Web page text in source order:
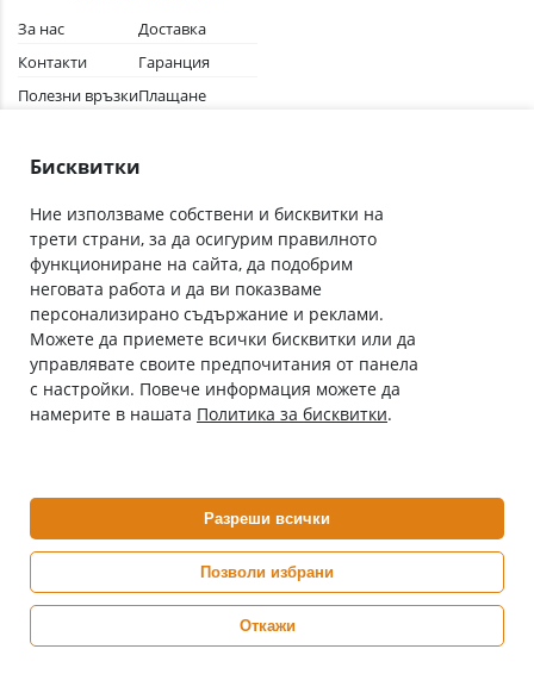
За нас
Контакти
Полезни връзки
Общи условия
Доставка
Гаранция
Плащане
Абонирай се за нашия бюлетин
С абонамента се съгласявам сПолитиката за лични данни.
Онлайн аптека, част от аптеки „Ванчева“
ePharm е лицензирана онлайн аптека от
Изпълнителна Агенция по Лекарствата
0882 444 666
Бисквитки
Ние използваме собствени и бисквитки на
трети страни, за да осигурим правилното
функциониране на сайта, да подобрим
неговата работа и да ви показваме
персонализирано съдържание и реклами.
Можете да приемете всички бисквитки или да
управлявате своите предпочитания от панела
с настройки. Повече информация можете да
намерите в нашата Политика за бисквитки.
Разреши всички
Позволи избрани
Откажи